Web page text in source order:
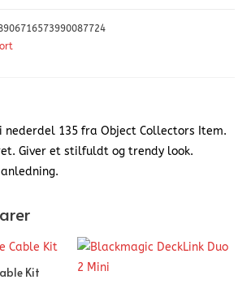
nederdel 135 fra Object Collectors Item.
Giver et stilfuldt og trendy look.
Kit